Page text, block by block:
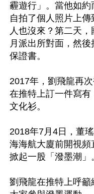
霾遊行」。當他如
自拍了個人照片上
人也沒來？第二天
月派出所對面，然
保證書。
2017年，劉飛龍再
在推特上訂一件寫
文化衫。
2018年7月4日，董
海海航大廈前開視
掀起一股「潑墨潮」
劉飛龍在推特上呼